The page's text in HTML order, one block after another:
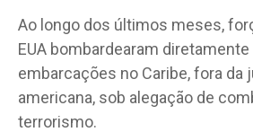
Ao longo dos últimos meses,
EUA bombardearam
embarcações no Caribe, fora da
americana, sob alegação de
terrorismo.